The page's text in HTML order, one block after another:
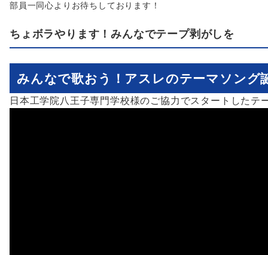
部員一同心よりお待ちしております！
ちょボラやります！みんなでテープ剥がしを
みんなで歌おう！アスレのテーマソング
日本工学院八王子専門学校様のご協力でスタートした